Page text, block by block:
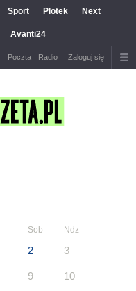
Sport Plotek Next
Avanti24
Poczta Radio Zaloguj się
Sob Ndz
2 3
9 10